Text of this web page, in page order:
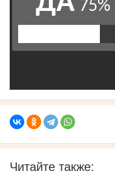
Читайте также: